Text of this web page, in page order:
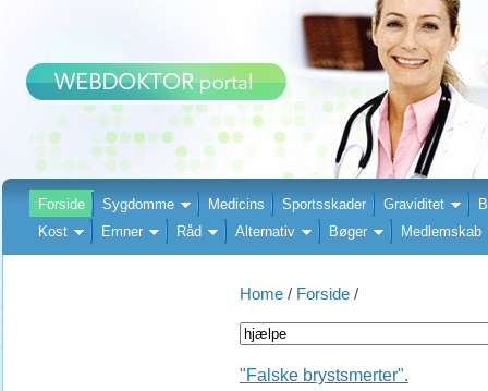
Forside Sygdomme Medicins Sportsskader Graviditet
Kost
Emner Råd Alternativ Bøger Medlemskab
Home / Forside /
"Falske brystsmerter".